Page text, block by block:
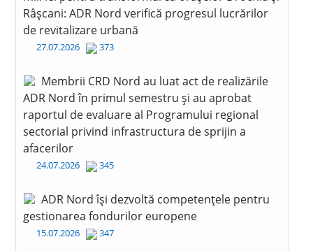
Râșcani: ADR Nord verifică progresul lucrărilor
de revitalizare urbană
27.07.2026 373
Membrii CRD Nord au luat act de realizările
ADR Nord în primul semestru și au aprobat
raportul de evaluare al Programului regional
sectorial privind infrastructura de sprijin a
afacerilor
24.07.2026 345
ADR Nord își dezvoltă competențele pentru
gestionarea fondurilor europene
15.07.2026 347